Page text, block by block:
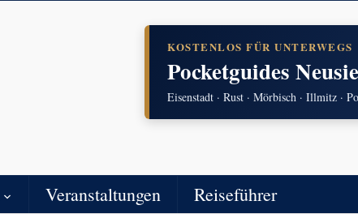
KOSTENLOS FÜR UNTERWEGS
Pocketguides
Eisenstadt · Rust · Mörbisch · Illmitz ·
Veranstaltungen Reiseführer